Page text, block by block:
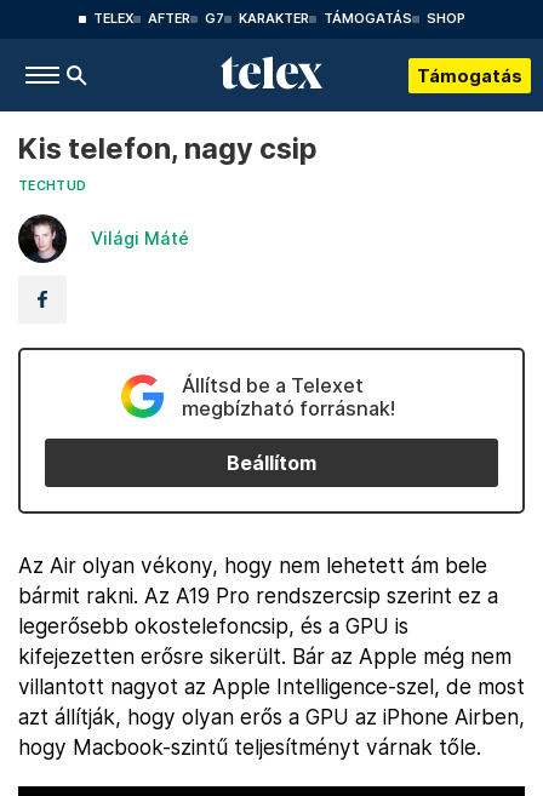
TELEX AFTER G7 KARAKTER TÁMOGATÁS SHOP
Támogatás
Kis telefon, nagy csip
TECHTUD
Világi Máté
Állítsd be a Telexet
megbízható forrásnak!
Beállítom
Az Air olyan vékony, hogy nem lehetett ám bele
bármit rakni. Az A19 Pro rendszercsip szerint ez a
legerősebb okostelefoncsip, és a GPU is
kifejezetten erősre sikerült. Bár az Apple még nem
villantott nagyot az Apple Intelligence-szel, de most
azt állítják, hogy olyan erős a GPU az iPhone Airben,
hogy Macbook-szintű teljesítményt várnak tőle.